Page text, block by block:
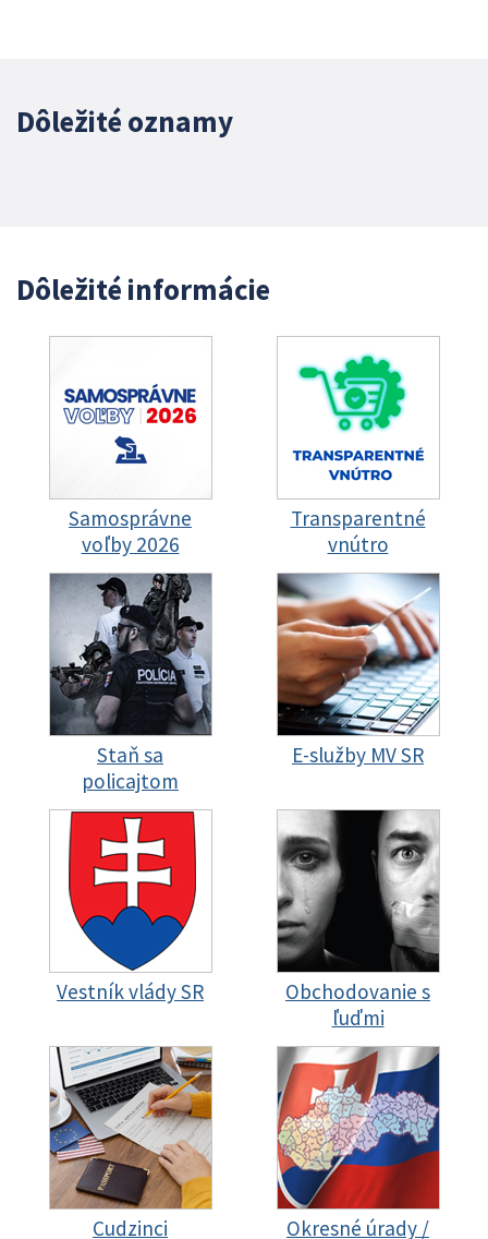
Dôležité oznamy
Dôležité informácie
Samosprávne
voľby 2026
Transparentné
vnútro
Staň sa
policajtom
E-služby MV SR
Vestník vlády SR
Obchodovanie s
ľuďmi
Cudzinci
Okresné úrady /